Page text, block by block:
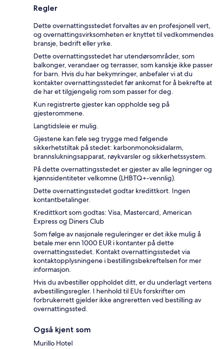
Regler
Dette overnattingsstedet forvaltes av en profesjonell vert,
og overnattingsvirksomheten er knyttet til vedkommendes
bransje, bedrift eller yrke.
Dette overnattingsstedet har utendørsområder, som
balkonger, verandaer og terrasser, som kanskje ikke passer
for barn. Hvis du har bekymringer, anbefaler vi at du
kontakter overnattingsstedet før ankomst for å bekrefte at
de har et tilgjengelig rom som passer for deg.
Kun registrerte gjester kan oppholde seg på
gjesterommene.
Langtidsleie er mulig.
Gjestene kan føle seg trygge med følgende
sikkerhetstiltak på stedet: karbonmonoksidalarm,
brannslukningsapparat, røykvarsler og sikkerhetssystem.
På dette overnattingsstedet er gjester av alle legninger og
kjønnsidentiteter velkomne (LHBTQ+-vennlig).
Dette overnattingsstedet godtar kredittkort. Ingen
kontantbetalinger.
Kredittkort som godtas: Visa, Mastercard, American
Express og Diners Club
Som følge av nasjonale reguleringer er det ikke mulig å
betale mer enn 1000 EUR i kontanter på dette
overnattingsstedet. Kontakt overnattingsstedet via
kontaktopplysningene i bestillingsbekreftelsen for mer
informasjon.
Hvis du avbestiller oppholdet ditt, er du underlagt vertens
avbestillingsregler. I henhold til EUs forskrifter om
forbrukerrett gjelder ikke angreretten ved bestilling av
overnattingssted.
Også kjent som
Murillo Hotel